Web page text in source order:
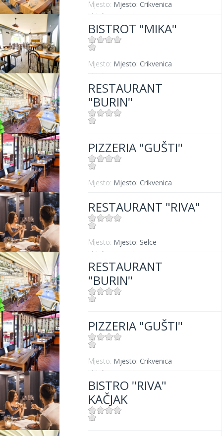
Mjesto: Mjesto: Crikvenica
Udaljenost od mora:
BISTROT "MIKA"
Mjesto: Mjesto: Crikvenica
Udaljenost od mora:
RESTAURANT
"BURIN"
Udaljenost od mora:100 m
PIZZERIA "GUŠTI"
Mjesto: Mjesto: Crikvenica
Udaljenost od mora:
RESTAURANT "RIVA"
Mjesto: Mjesto: Selce
Udaljenost od mora:
RESTAURANT
"BURIN"
Udaljenost od mora:100 m
PIZZERIA "GUŠTI"
Mjesto: Mjesto: Crikvenica
Udaljenost od mora:
BISTRO "RIVA"
KAČJAK